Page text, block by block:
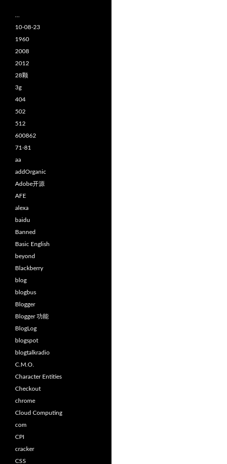
…
10-08-23
1960
2008
2012
28颗
3g
404
502
512
600862
71-81
aa
addOrganic
Adobe开源
AFE
alexa
baidu
Banned
Basic English
beyond
Blackberry
blog
blogbus
Blogger
Blogger 功能
BlogLog
blogspot
blogtalkradio
C.M.O.
Character Entities
Checkout
chrome
Cloud Computing
com
CPI
cracker
CSS